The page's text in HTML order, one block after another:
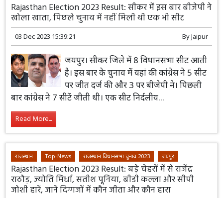
Rajasthan Election 2023 Result: सीकर में इस बार बीजेपी ने
खोला खाता, पिछले चुनाव में नहीं मिली थी एक भी सीट
03 Dec 2023 15:39:21 ByJaipur
जयपुर। सीकर जिले में 8 विधानसभा सीट आती
है। इस बार के चुनाव में यहां की कांग्रेस ने 5 सीट
पर जीत दर्ज की और 3 पर बीजेपी ने। पिछली
बार कांग्रेस ने 7 सीटें जीती थी। एक सीट निर्दलीय...
Read More...
राजस्थान Top-News राजस्थान विधानसभा चुनाव 2023 जयपुर
Rajasthan Election 2023 Result: बड़े चेहरों में से राजेंद्र
राठौड़, ज्योति मिर्धा, सतीश पूनिया, बीडी कल्ला और सीपी
जोशी हारें, जानें दिग्गजों में कौन जीता और कौन हारा